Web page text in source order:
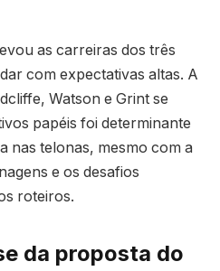
as carreiras dos três
com expectativas altas. A
Watson e Grint se
papéis foi determinante
nas telonas, mesmo com a
e os desafios
roteiros.
da proposta do